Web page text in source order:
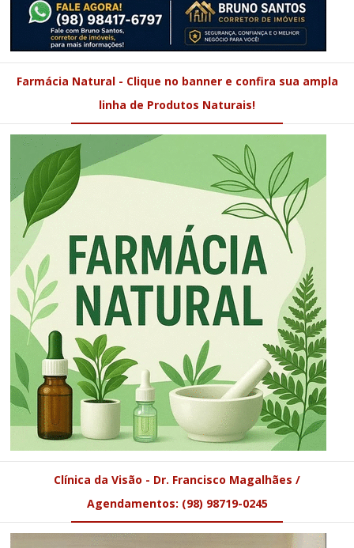
Farmácia Natural - Clique no banner e confira sua ampla
linha de Produtos Naturais!
Clínica da Visão - Dr. Francisco Magalhães /
Agendamentos: (98) 98719-0245